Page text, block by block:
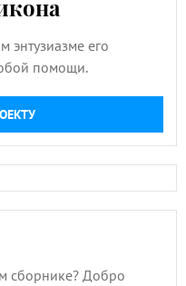
энтузиазме его
помощи.
сборнике? Добро